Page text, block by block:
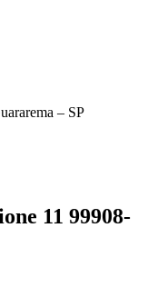
– SP
11 99908-